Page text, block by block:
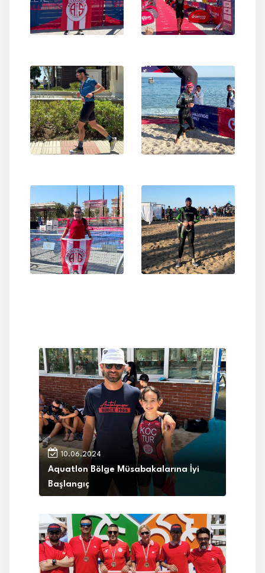
10.06.2024
Aquatlon Bölge Müsabakalarına İyi
Başlangıç